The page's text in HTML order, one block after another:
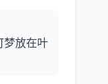
梦放在叶